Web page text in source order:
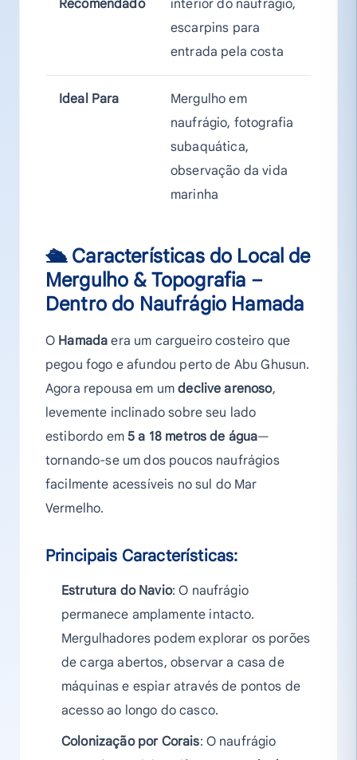
Recomendado
interior do naufrágio,
escarpins para
entrada pela costa
Ideal Para
Mergulho em
naufrágio, fotografia
subaquática,
observação da vida
marinha
🛳 Características do Local de
Mergulho & Topografia –
Dentro do Naufrágio Hamada
O Hamada era um cargueiro costeiro que
pegou fogo e afundou perto de Abu Ghusun.
Agora repousa em umdeclive arenoso,
levemente inclinado sobre seu lado
estibordo em5 a 18 metros de água—
tornando-se um dos poucos naufrágios
facilmente acessíveis no sul do Mar
Vermelho.
Principais Características:
Estrutura do Navio: O naufrágio
permanece amplamente intacto.
Mergulhadores podem explorar os porões
de carga abertos, observar a casa de
máquinas e espiar através de pontos de
acesso ao longo do casco.
Colonização por Corais: O naufrágio